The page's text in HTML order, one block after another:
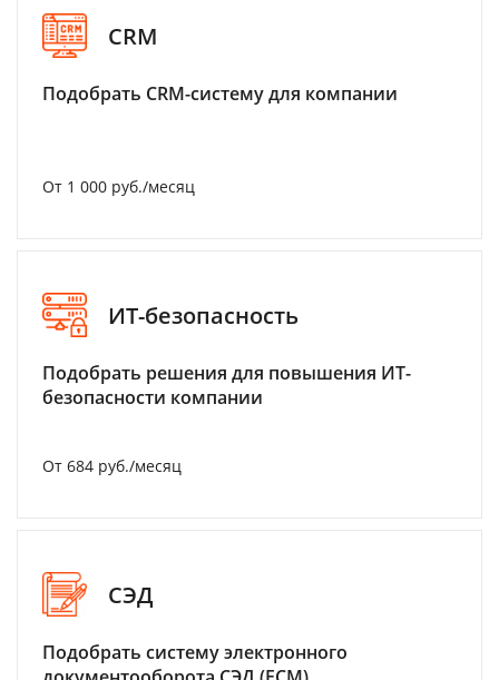
CRM
Подобрать CRM-систему для компании
От 1 000 руб./месяц
ИТ-безопасность
Подобрать решения для повышения ИТ-
безопасности компании
От 684 руб./месяц
СЭД
Подобрать систему электронного